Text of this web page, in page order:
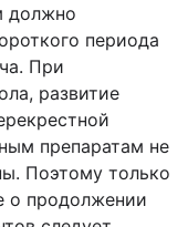
должно
периода
При
развитие
препаратам не
Поэтому только
о продолжении